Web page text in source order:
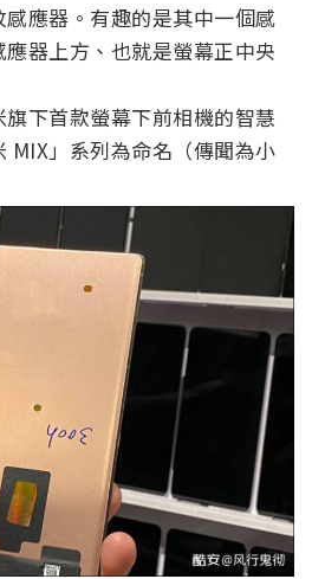
應器。有趣的是其中一個感
器上方、也就是螢幕正中央
下首款螢幕下前相機的智慧
MIX」系列為命名（傳聞為小